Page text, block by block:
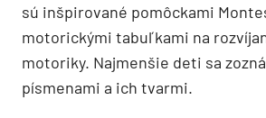
sú inšpirované pomôckami
motorickými tabuľkami na
motoriky. Najmenšie deti sa
písmenami a ich tvarmi.